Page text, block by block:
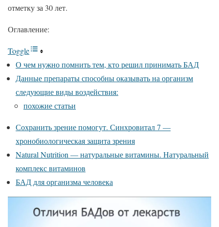
отметку за 30 лет.
Оглавление:
Toggle
О чем нужно помнить тем, кто решил принимать БАД
Данные препараты способны оказывать на организм
следующие виды воздействия:
похожие статьи
Сохранить зрение помогут. Синхровитал 7 —
хронобиологическая защита зрения
Natural Nutrition — натуральные витамины. Натуральный
комплекс витаминов
БАД для организма человека